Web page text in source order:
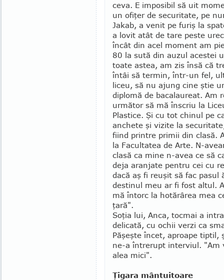
ceva. E imposibil să uit
un ofiţer de securitate, pe
Ja­kab, a venit pe furiş la
a lovit atât de tare peste
încât din acel moment am
80 la sută din auzul acestei
toate astea, am zis însă că
întâi să termin, într-un fel,
liceu, să nu ajung cine ştie
diplomă de baca­laureat. Am
următor să mă înscriu la
Plastice. Şi cu tot chinul pe
anchete şi vizite la
fiind printre primii din clasă.
la Facultatea de Arte. N-
clasă ca mine n-avea ce să
deja aranjate pentru cei cu
dacă aş fi reuşit să fac
destinul meu ar fi fost altul.
mă întorc la hotărârea mea
ţară".
Soţia lui, Anca, tocmai a
delicată, cu ochii verzi ca
Păşeşte încet, aproape tiptil,
ne-a întrerupt interviul. "Am
alea mici".
Ţigara mântuitoare